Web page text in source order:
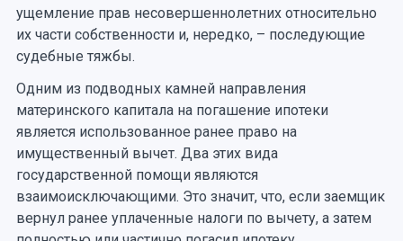
ущемление прав несовершеннолетних относительно
их части собственности и, нередко, – последующие
судебные тяжбы.
Одним из подводных камней направления
материнского капитала на погашение ипотеки
является использованное ранее право на
имущественный вычет. Два этих вида
государственной помощи являются
взаимоисключающими. Это значит, что, если заемщик
вернул ранее уплаченные налоги по вычету, а затем